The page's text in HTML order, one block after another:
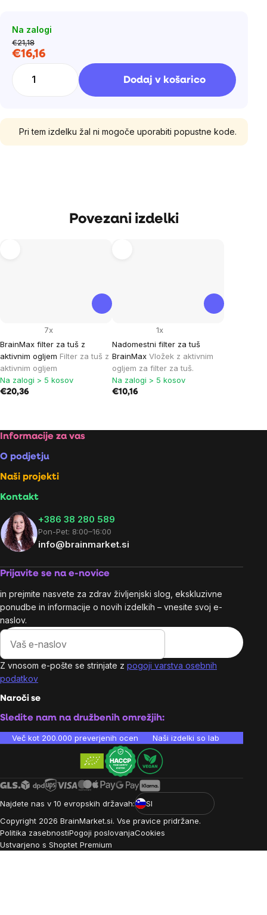
Na zalogi
€21,18
€16,16Cena
Dodaj v košarico
Pri tem izdelku žal ni mogoče uporabiti popustne kode.
Povezani izdelki
BrainMax filter za tuš z
aktivnim ogljem Filter za tuš z
aktivnim ogljem
7x
Na zalogi > 5 kosov
€20,36
Nadomestni filter za tuš
BrainMax Vložek z aktivnim
ogljem za filter za tuš.
1x
Na zalogi > 5 kosov
€10,16
Footer
Informacije za vas
O podjetju
Naši projekti
Kontakt
+386 38 280 589
Pon-Pet: 8:00–16:00
info@brainmarket.si
Prijavite se na e-novice
in prejmite nasvete za zdrav življenjski slog, ekskluzivne
ponudbe in informacije o novih izdelkih – vnesite svoj e-
naslov.
Z vnosom e-pošte se strinjate z pogoji varstva osebnih
podatkov
Naroči se
Sledite nam na družbenih omrežjih:
Več kot 200.000 preverjenih ocen Naši izdelki so laboratorijsko
Najdete nas v 10 evropskih državah:
SI
Copyright 2026 BrainMarket.si. Vse pravice pridržane.
Politika zasebnostiPogoji poslovanjaCookies
Ustvarjeno s Shoptet Premium